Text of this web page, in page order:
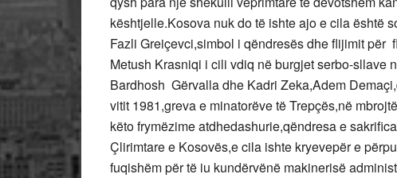
kështjelle.Kosova nuk do të ishte ajo e cila është
Fazli Greiçevci,simbol i qëndresës dhe flijimit për
Metush Krasniqi i cili vdiq në burgjet serbo-sllave
Bardhosh Gërvalla dhe Kadri Zeka,Adem
vitit 1981,greva e minatorëve të Trepçës,në
këto frymëzime atdhedashurie,qëndresa e
Çlirimtare e Kosovës,e cila ishte kryevepër e
fuqishëm për të iu kundërvënë makinerisë